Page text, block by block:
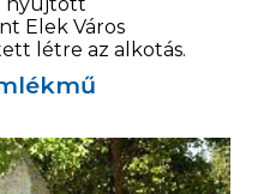
Elek Város
létre az alkotás.